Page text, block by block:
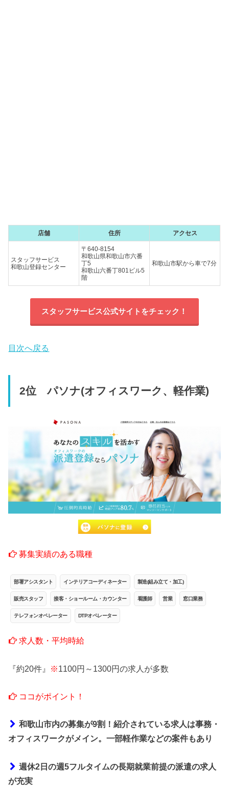
店舗 住所 アクセス
スタッフサービス
和歌山登録センター
〒640-8154
和歌山県和歌山市六番
丁5
和歌山六番丁801ビル5
階
和歌山市駅から車で7分
スタッフサービス公式サイトをチェック！
目次へ戻る
2位 パソナ(オフィスワーク、軽作業)
募集実績のある職種
部署アシスタント インテリアコーディネーター 製造(組み立て・加工)
販売スタッフ 接客・ショールーム・カウンター 看護師 営業 窓口業務
テレフォンオペレーター DTPオペレーター
求人数・平均時給
『約20件』 ※1100円～1300円の求人が多数
ココがポイント！
和歌山市内の募集が9割！紹介されている求人は事務・
オフィスワークがメイン。一部軽作業などの案件もあり
週休2日の週5フルタイムの長期就業前提の派遣の求人
が充実